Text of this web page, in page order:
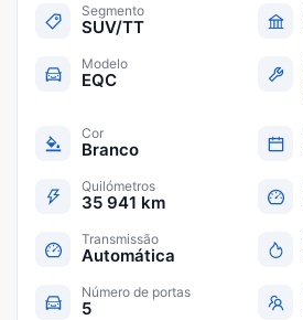
Segmento
SUV/TT
Modelo
EQC
Cor
Branco
Quilómetros
35 941 km
Transmissão
Automática
Número de portas
5